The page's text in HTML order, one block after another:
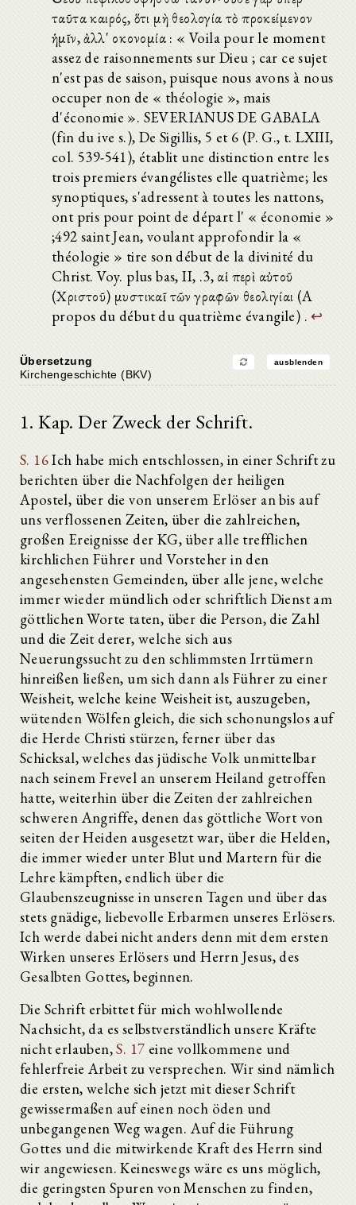
ταῦτα καιρός, ὅτι μὴ θεολογία τὸ προκείμενον
ἡμῖν, ἀλλ' οἰκονομία : « Voila pour le moment
assez de raisonnements sur Dieu ; car ce sujet
n'est pas de saison, puisque nous avons à nous
occuper non de « théologie », mais
d'économie ». SEVERIANUS DE GABALA
(fin du ive s.), De Sigillis, 5 et 6 (P. G., t. LXIII,
col. 539-541), établit une distinction entre les
trois premiers évangélistes elle quatrième; les
synoptiques, s'adressent à toutes les nattons,
ont pris pour point de départ l' « économie »
;492 saint Jean, voulant approfondir la «
théologie » tire son début de la divinité du
Christ. Voy. plus bas, II, .3, αἱ περὶ αὐτοῦ
(Χριστοῦ) μυστικαῖ τῶν γραφῶν θεολιγίαι (A
propos du début du quatrième évangile) . ↩
Übersetzung ausblenden
Kirchengeschichte (BKV)
1. Kap. Der Zweck der Schrift.
S. 16Ich habe mich entschlossen, in einer Schrift zu
berichten über die Nachfolgen der heiligen
Apostel, über die von unserem Erlöser an bis auf
uns verflossenen Zeiten, über die zahlreichen,
großen Ereignisse der KG, über alle trefflichen
kirchlichen Führer und Vorsteher in den
angesehensten Gemeinden, über alle jene, welche
immer wieder mündlich oder schriftlich Dienst am
göttlichen Worte taten, über die Person, die Zahl
und die Zeit derer, welche sich aus
Neuerungssucht zu den schlimmsten Irrtümern
hinreißen ließen, um sich dann als Führer zu einer
Weisheit, welche keine Weisheit ist, auszugeben,
wütenden Wölfen gleich, die sich schonungslos auf
die Herde Christi stürzen, ferner über das
Schicksal, welches das jüdische Volk unmittelbar
nach seinem Frevel an unserem Heiland getroffen
hatte, weiterhin über die Zeiten der zahlreichen
schweren Angriffe, denen das göttliche Wort von
seiten der Heiden ausgesetzt war, über die Helden,
die immer wieder unter Blut und Martern für die
Lehre kämpften, endlich über die
Glaubenszeugnisse in unseren Tagen und über das
stets gnädige, liebevolle Erbarmen unseres Erlösers.
Ich werde dabei nicht anders denn mit dem ersten
Wirken unseres Erlösers und Herrn Jesus, des
Gesalbten Gottes, beginnen.
Die Schrift erbittet für mich wohlwollende
Nachsicht, da es selbstverständlich unsere Kräfte
nicht erlauben,S. 17 eine vollkommene und
fehlerfreie Arbeit zu versprechen. Wir sind nämlich
die ersten, welche sich jetzt mit dieser Schrift
gewissermaßen auf einen noch öden und
unbegangenen Weg wagen. Auf die Führung
Gottes und die mitwirkende Kraft des Herrn sind
wir angewiesen. Keineswegs wäre es uns möglich,
die geringsten Spuren von Menschen zu finden,